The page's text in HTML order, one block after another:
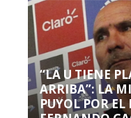
“LA U TIENE
ARRIBA”: LA
PUYOL POR